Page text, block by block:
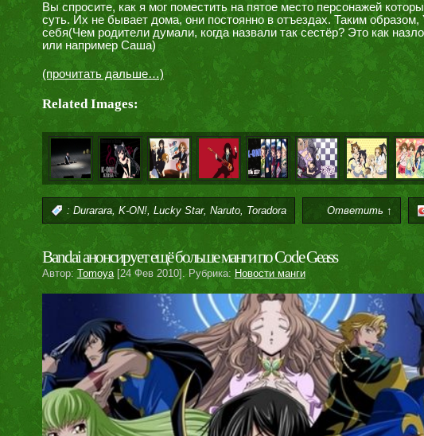
Вы спросите, как я мог поместить на пятое место персонажей
суть. Их не бывает дома, они постоянно в отъездах. Таким
себя(Чем родители думали, когда назвали так сестёр? Это как
или например Саша)
(прочитать дальше…)
Related Images:
: Durarara, K-ON!, Lucky Star, Naruto, Toradora Ответить ↑
Bandai анонсирует ещё больше манги по Code Geass
Автор: Tomoya[24 Фев 2010]. Рубрика: Новости манги